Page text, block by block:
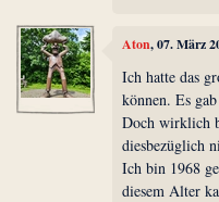
Aton, 07. März
Ich hatte das
können. Es
Doch wirklich
diesbezüglich
Ich bin 1968
diesem Alter